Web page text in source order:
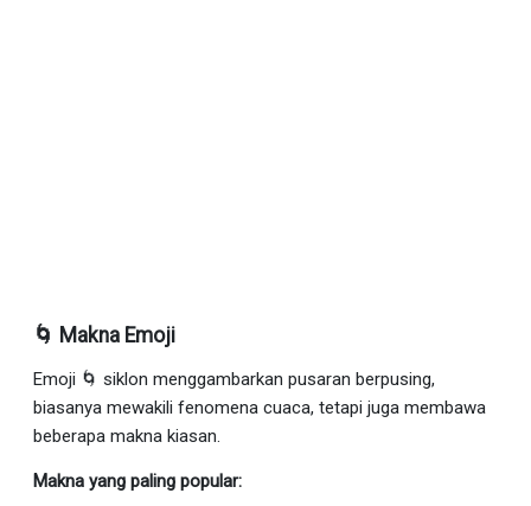
🌀 Makna Emoji
Emoji 🌀 siklon menggambarkan pusaran berpusing,
biasanya mewakili fenomena cuaca, tetapi juga membawa
beberapa makna kiasan.
Makna yang paling popular: